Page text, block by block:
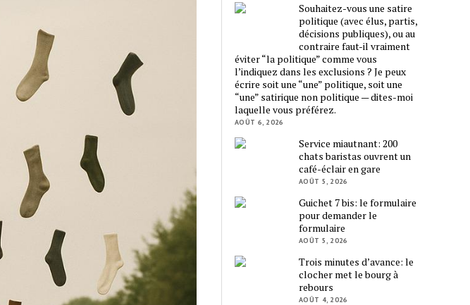
Souhaitez-vous une satire
politique (avec élus, partis,
décisions publiques), ou au
contraire faut-il vraiment
éviter “la politique” comme vous
l’indiquez dans les exclusions ? Je peux
écrire soit une “une” politique, soit une
“une” satirique non politique — dites-moi
laquelle vous préférez.
AOÛT 6, 2026
Service miautnant: 200
chats baristas ouvrent un
café-éclair en gare
AOÛT 5, 2026
Guichet 7 bis: le formulaire
pour demander le
formulaire
AOÛT 5, 2026
Trois minutes d’avance: le
clocher met le bourg à
rebours
AOÛT 4, 2026